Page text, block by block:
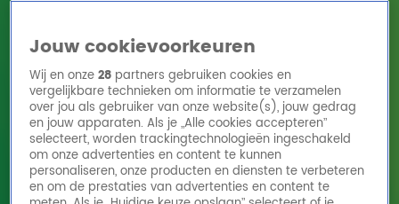
HomeActiesRadioshows DJ'sRadio 10 zendersHitlijsten
Radio luisteren
Volg Radio 10
Jouw cookievoorkeuren
Wij en onze28 partners gebruiken cookies en
vergelijkbare technieken om informatie te verzamelen
over jou als gebruiker van onze website(s), jouw gedrag
en jouw apparaten. Als je „Alle cookies accepteren”
selecteert, worden trackingtechnologieën ingeschakeld
om onze advertenties en content te kunnen
personaliseren, onze producten en diensten te verbeteren
en om de prestaties van advertenties en content te